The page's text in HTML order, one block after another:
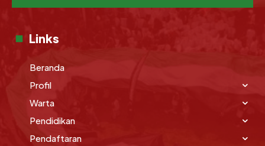
Links
Beranda
Profil
Warta
Pendidikan
Pendaftaran